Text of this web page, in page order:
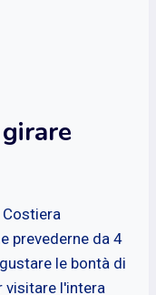
prevederne da 4
le bontà di
visitare l'intera